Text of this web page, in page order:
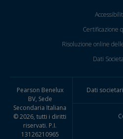
Certificazione
Risoluzione online
Dati
Pearson Benelux
BV, Sede
Secondaria Italiana
© 2026, tutti i diritti
riservati. P.I.
13126210965
Dati societari